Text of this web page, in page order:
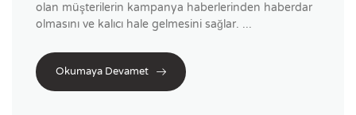
olan müşterilerin kampanya haberlerinden haberdar
olmasını ve kalıcı hale gelmesini sağlar. ...
Okumaya Devamet